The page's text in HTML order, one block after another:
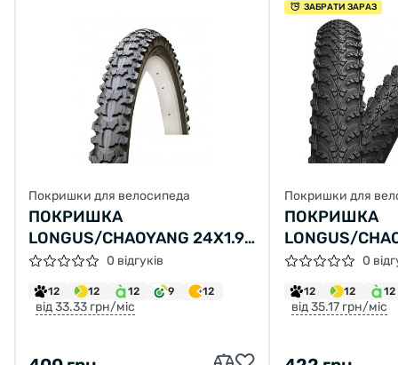
Покришки для велосипеда
ПОКРИШКА
LONGUS/CHAOYANG 24X1.95
Н-554 (47-507)
0 відгуків
12 12 12 9 12
від 33.33 грн/міс
ЗАБРАТИ ЗАРАЗ
Покришки для
ПОКРИШКА
LONGUS/
H-5150 (50-
0
12 12 12
від 35.17 грн/міс